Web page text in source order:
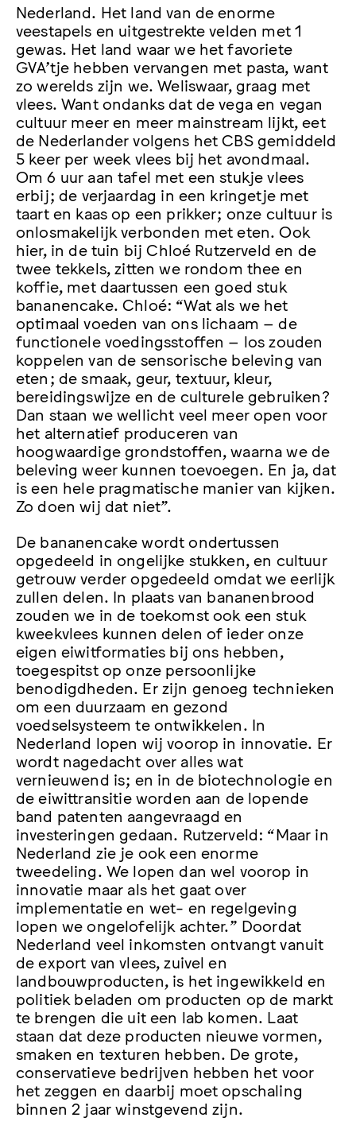
Nederland. Het land van de enorme
veestapels en uitgestrekte velden met 1
gewas. Het land waar we het favoriete
GVA’tje hebben vervangen met pasta, want
zo werelds zijn we. Weliswaar, graag met
vlees. Want ondanks dat de vega en vegan
cultuur meer en meer mainstream lijkt, eet
de Nederlander volgens het CBS gemiddeld
5 keer per week vlees bij het avondmaal.
Om 6 uur aan tafel met een stukje vlees
erbij; de verjaardag in een kringetje met
taart en kaas op een prikker; onze cultuur is
onlosmakelijk verbonden met eten. Ook
hier, in de tuin bij Chloé Rutzerveld en de
twee tekkels, zitten we rondom thee en
koffie, met daartussen een goed stuk
bananencake. Chloé: “Wat als we het
optimaal voeden van ons lichaam – de
functionele voedingsstoffen – los zouden
koppelen van de sensorische beleving van
eten; de smaak, geur, textuur, kleur,
bereidingswijze en de culturele gebruiken?
Dan staan we wellicht veel meer open voor
het alternatief produceren van
hoogwaardige grondstoffen, waarna we de
beleving weer kunnen toevoegen. En ja, dat
is een hele pragmatische manier van kijken.
Zo doen wij dat niet”.
De bananencake wordt ondertussen
opgedeeld in ongelijke stukken, en cultuur
getrouw verder opgedeeld omdat we eerlijk
zullen delen. In plaats van bananenbrood
zouden we in de toekomst ook een stuk
kweekvlees kunnen delen of ieder onze
eigen eiwitformaties bij ons hebben,
toegespitst op onze persoonlijke
benodigdheden. Er zijn genoeg technieken
om een duurzaam en gezond
voedselsysteem te ontwikkelen. In
Nederland lopen wij voorop in innovatie. Er
wordt nagedacht over alles wat
vernieuwend is; en in de biotechnologie en
de eiwittransitie worden aan de lopende
band patenten aangevraagd en
investeringen gedaan. Rutzerveld: “Maar in
Nederland zie je ook een enorme
tweedeling. We lopen dan wel voorop in
innovatie maar als het gaat over
implementatie en wet- en regelgeving
lopen we ongelofelijk achter.” Doordat
Nederland veel inkomsten ontvangt vanuit
de export van vlees, zuivel en
landbouwproducten, is het ingewikkeld en
politiek beladen om producten op de markt
te brengen die uit een lab komen. Laat
staan dat deze producten nieuwe vormen,
smaken en texturen hebben. De grote,
conservatieve bedrijven hebben het voor
het zeggen en daarbij moet opschaling
binnen 2 jaar winstgevend zijn.